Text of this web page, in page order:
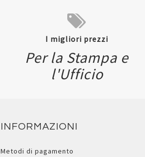
I migliori prezzi
Per la Stampa e
l'Ufficio
INFORMAZIONI
Metodi di pagamento